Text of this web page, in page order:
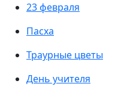
23 февраля
Пасха
Траурные цветы
День учителя